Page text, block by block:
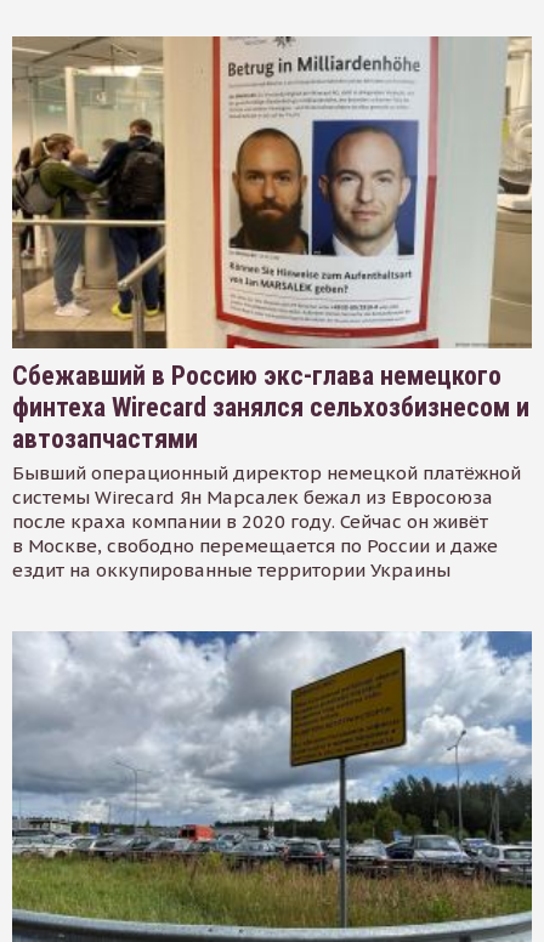
Сбежавший в Россию экс-глава немецкого
финтеха Wirecard занялся сельхозбизнесом и
автозапчастями
Бывший операционный директор немецкой платёжной
системы Wirecard Ян Марсалек бежал из Евросоюза
после краха компании в 2020 году. Сейчас он живёт
в Москве, свободно перемещается по России и даже
ездит на оккупированные территории Украины